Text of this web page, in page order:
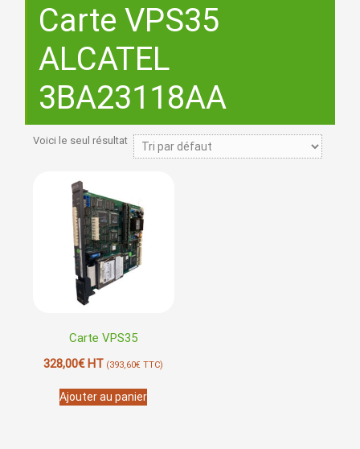
Carte VPS35
ALCATEL
3BA23118AA
Voici le seul résultat
Carte VPS35
328,00€HT (393,60€ TTC)
Ajouter au panier